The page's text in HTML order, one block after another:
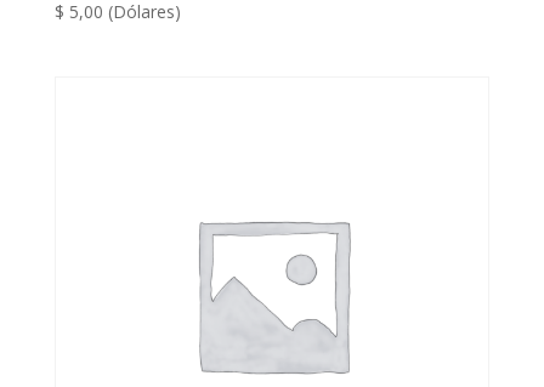
$ 5,00 (Dólares)